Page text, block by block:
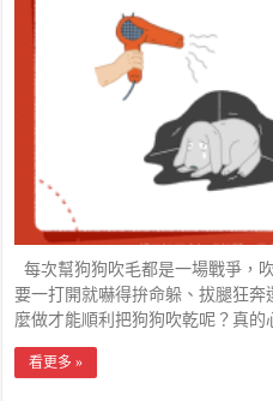
每次幫狗狗吹毛都是一場戰爭，
要一打開就嚇得拚命躲、拔腿狂
麼做才能順利把狗狗吹乾呢？真的
看更多 »